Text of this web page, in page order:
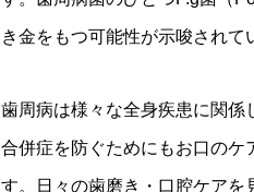
き金をもつ可能性が示唆されて
歯周病は様々な全身疾患に関係
合併症を防ぐためにもお口のケ
す。日々の歯磨き・口腔ケアを